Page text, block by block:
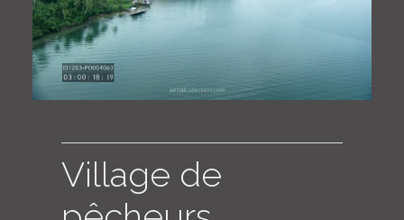
COLLECTIONS
Village de